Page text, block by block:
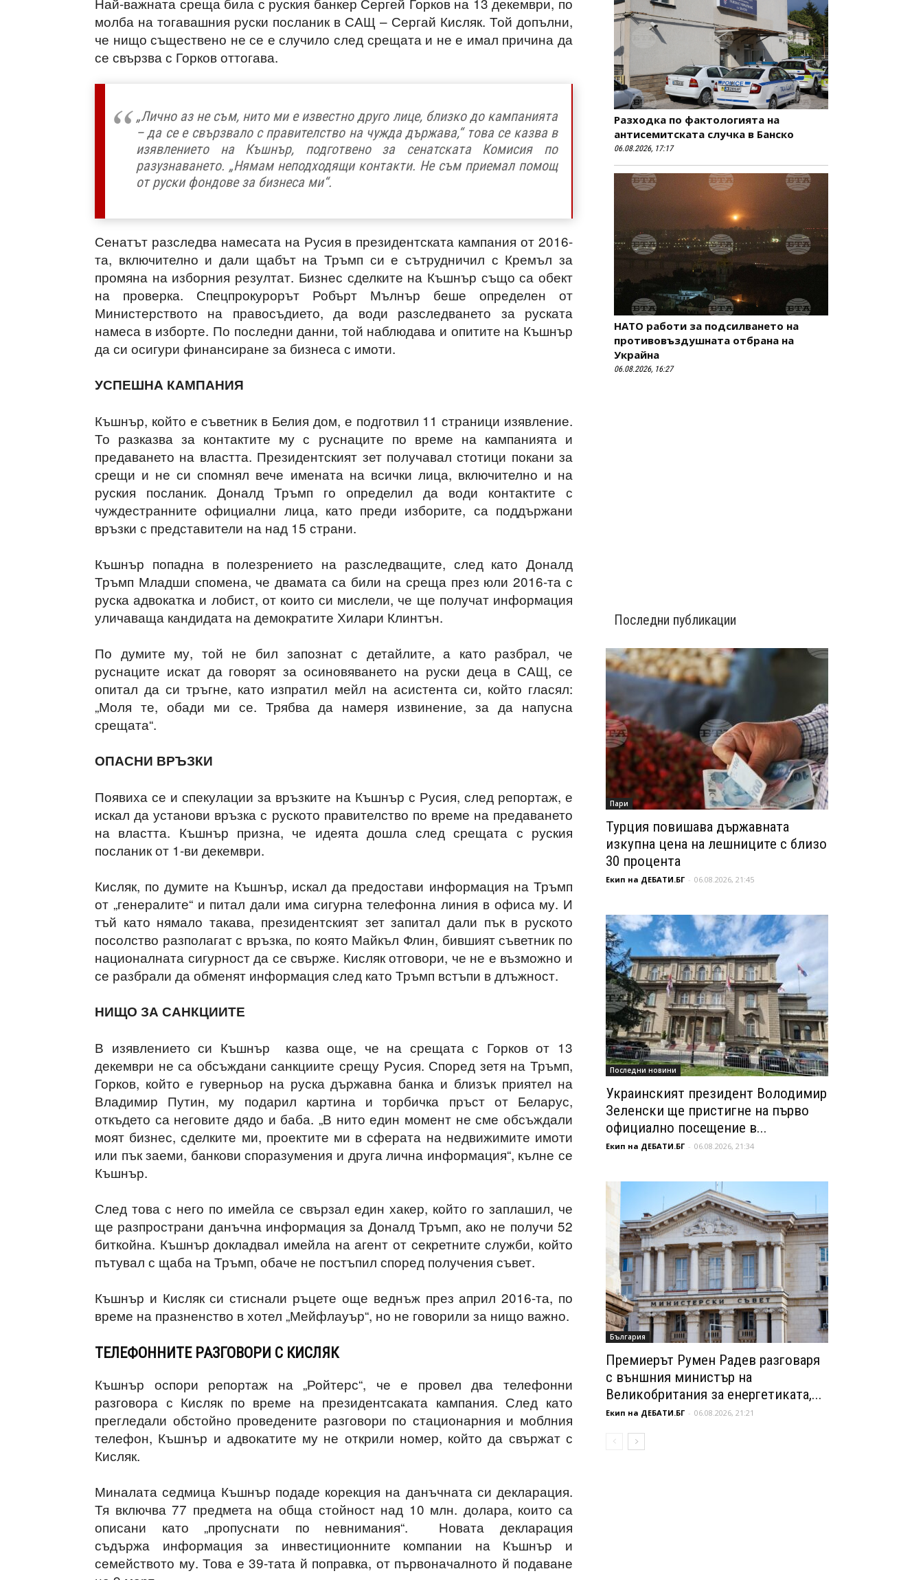
молба на тогавашния руски посланик в САЩ – Сергай Кисляк. Той допълни,
че нищо съществено не се е случило след срещата и не е имал причина да
се свързва с Горков оттогава.
„Лично аз не съм, нито ми е известно друго лице, близко до кампанията
– да се е свързвало с правителство на чужда държава,“ това се казва в
изявлението на Къшнър, подготвено за сенатската Комисия по
разузнаването. „Нямам неподходящи контакти. Не съм приемал помощ
от руски фондове за бизнеса ми“.
Сенатът разследва намесата на Русия в президентската кампания от 2016-
та, включително и дали щабът на Тръмп си е сътрудничил с Кремъл за
промяна на изборния резултат. Бизнес сделките на Къшнър също са обект
на проверка. Спецпрокурорът Робърт Мълнър беше определен от
Министерството на правосъдието, да води разследването за руската
намеса в изборте. По последни данни, той наблюдава и опитите на Къшнър
да си осигури финансиране за бизнеса с имоти.
УСПЕШНА КАМПАНИЯ
Къшнър, който е съветник в Белия дом, е подготвил 11 страници изявление.
То разказва за контактите му с руснаците по време на кампанията и
предаването на властта. Президентският зет получавал стотици покани за
срещи и не си спомнял вече имената на всички лица, включително и на
руския посланик. Доналд Тръмп го определил да води контактите с
чуждестранните официални лица, като преди изборите, са поддържани
връзки с представители на над 15 страни.
Къшнър попадна в полезрението на разследващите, след като Доналд
Тръмп Младши спомена, че двамата са били на среща през юли 2016-та с
руска адвокатка и лобист, от които си мислели, че ще получат информация
уличаваща кандидата на демократите Хилари Клинтън.
По думите му, той не бил запознат с детайлите, а като разбрал, че
руснаците искат да говорят за осиновяването на руски деца в САЩ, се
опитал да си тръгне, като изпратил мейл на асистента си, който гласял:
„Моля те, обади ми се. Трябва да намеря извинение, за да напусна
срещата“.
ОПАСНИ ВРЪЗКИ
Появиха се и спекулации за връзките на Къшнър с Русия, след репортаж, е
искал да установи връзка с руското правителство по време на предаването
на властта. Къшнър призна, че идеята дошла след срещата с руския
посланик от 1-ви декември.
Кисляк, по думите на Къшнър, искал да предостави информация на Тръмп
от „генералите“ и питал дали има сигурна телефонна линия в офиса му. И
тъй като нямало такава, президентският зет запитал дали пък в руското
посолство разполагат с връзка, по която Майкъл Флин, бившият съветник по
националната сигурност да се свърже. Кисляк отговори, че не е възможно и
се разбрали да обменят информация след като Тръмп встъпи в длъжност.
НИЩО ЗА САНКЦИИТЕ
В изявлението си Къшнър казва още, че на срещата с Горков от 13
декември не са обсъждани санкциите срещу Русия. Според зетя на Тръмп,
Горков, който е гуверньор на руска държавна банка и близък приятел на
Владимир Путин, му подарил картина и торбичка пръст от Беларус,
откъдето са неговите дядо и баба. „В нито един момент не сме обсъждали
моят бизнес, сделките ми, проектите ми в сферата на недвижимите имоти
или пък заеми, банкови споразумения и друга лична информация“, кълне се
Къшнър.
След това с него по имейла се свързал един хакер, който го заплашил, че
ще разпространи данъчна информация за Доналд Тръмп, ако не получи 52
биткойна. Къшнър докладвал имейла на агент от секретните служби, който
пътувал с щаба на Тръмп, обаче не постъпил според получения съвет.
Къшнър и Кисляк си стиснали ръцете още веднъж през април 2016-та, по
време на празненство в хотел „Мейфлауър“, но не говорили за нищо важно.
ТЕЛЕФОННИТЕ РАЗГОВОРИ С КИСЛЯК
Къшнър оспори репортаж на „Ройтерс“, че е провел два телефонни
разговора с Кисляк по време на президентсаката кампания. След като
прегледали обстойно проведените разговори по стационарния и моблния
телефон, Къшнър и адвокатите му не открили номер, който да свържат с
Кисляк.
Миналата седмица Къшнър подаде корекция на данъчната си декларация.
Тя включва 77 предмета на обща стойност над 10 млн. долара, които са
описани като „пропуснати по невнимания“. Новата декларация
съдържа информация за инвестиционните компании на Къшнър и
семейството му. Това е 39-тата й поправка, от първоначалното й подаване
Разходка по фактологията на
антисемитската случка в Банско
06.08.2026, 17:17
НАТО работи за подсилването на
противовъздушната отбрана на
Украйна
06.08.2026, 16:27
Последни публикации
Пари
Турция повишава държавната
изкупна цена на лешниците с близо
30 процента
Екип на ДЕБАТИ.БГ - 06.08.2026, 21:45
Последни новини
Украинският президент Володимир
Зеленски ще пристигне на първо
официално посещение в...
Екип на ДЕБАТИ.БГ - 06.08.2026, 21:34
България
Премиерът Румен Радев разговаря
с външния министър на
Великобритания за енергетиката,...
Екип на ДЕБАТИ.БГ - 06.08.2026, 21:21